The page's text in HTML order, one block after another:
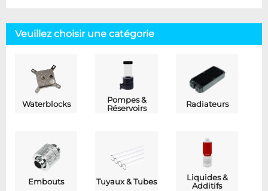
Veuillez choisir une catégorie
Waterblocks
Pompes &
Réservoirs
Radiateurs
Embouts Tuyaux & Tubes
Liquides &
Additifs